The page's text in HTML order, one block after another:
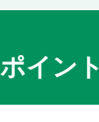
イント